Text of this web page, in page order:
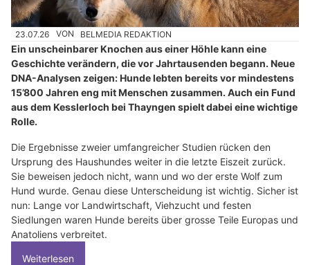
23.07.26 VON BELMEDIA REDAKTION
Ein unscheinbarer Knochen aus einer Höhle kann eine
Geschichte verändern, die vor Jahrtausenden begann. Neue
DNA-Analysen zeigen: Hunde lebten bereits vor mindestens
15’800 Jahren eng mit Menschen zusammen. Auch ein Fund
aus dem Kesslerloch bei Thayngen spielt dabei eine wichtige
Rolle.
Die Ergebnisse zweier umfangreicher Studien rücken den
Ursprung des Haushundes weiter in die letzte Eiszeit zurück.
Sie beweisen jedoch nicht, wann und wo der erste Wolf zum
Hund wurde. Genau diese Unterscheidung ist wichtig. Sicher ist
nun: Lange vor Landwirtschaft, Viehzucht und festen
Siedlungen waren Hunde bereits über grosse Teile Europas und
Anatoliens verbreitet.
Weiterlesen